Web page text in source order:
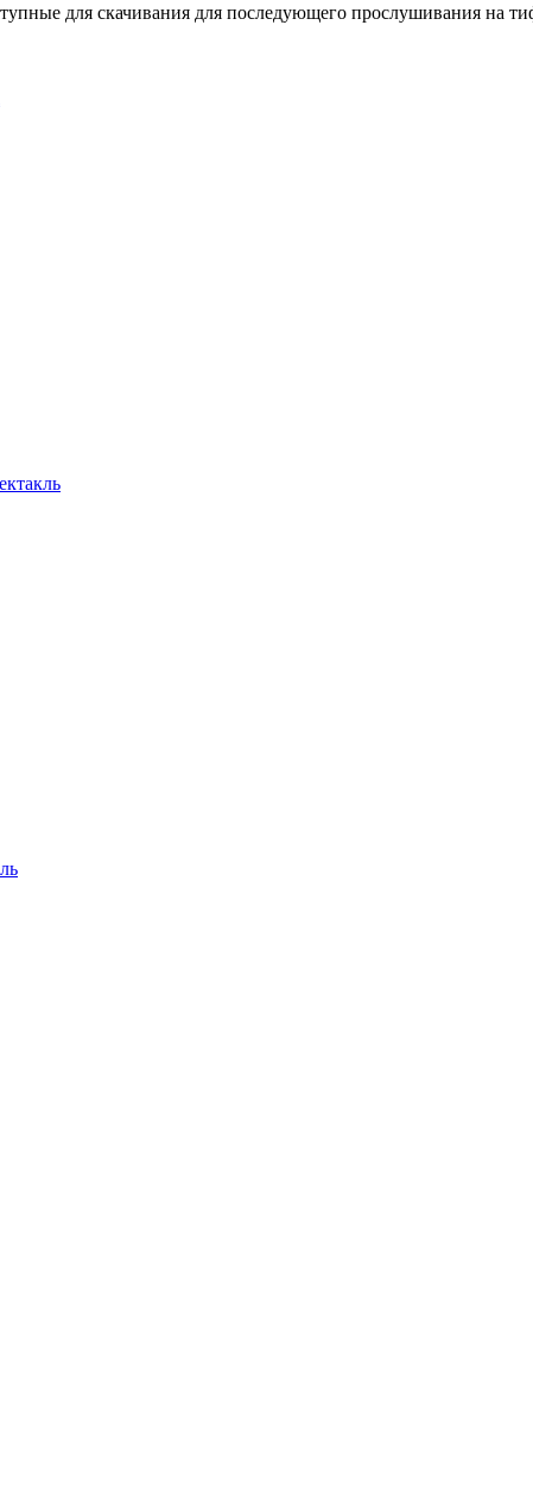
для скачивания для последующего прослушивания на